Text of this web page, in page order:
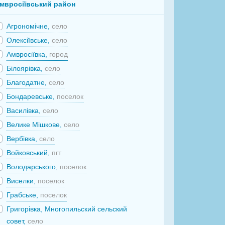
район
Агрономічне,село
Олексіївське,село
Амвросіївка, город
Білоярівка,село
Благодатне,село
Бондаревське, поселок
Василівка,село
Велике Мішкове,село
Вербівка,село
Войковський, пгт
Володарського, поселок
Виселки, поселок
Грабське, поселок
Григорівка, Многопильский сельский
совет,село